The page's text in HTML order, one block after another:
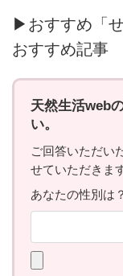
▶おすすめ「
おすすめ記事